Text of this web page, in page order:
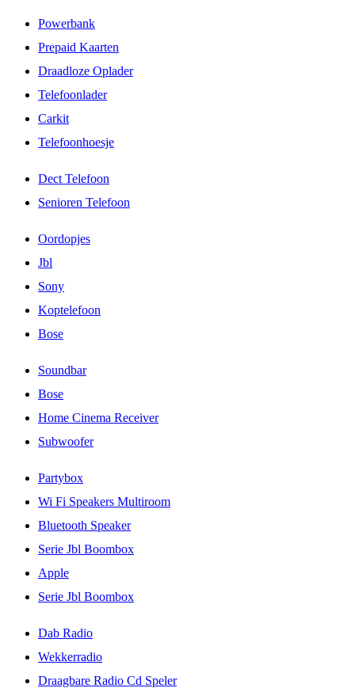
Powerbank
Prepaid Kaarten
Draadloze Oplader
Telefoonlader
Carkit
Telefoonhoesje
Dect Telefoon
Senioren Telefoon
Oordopjes
Jbl
Sony
Koptelefoon
Bose
Soundbar
Bose
Home Cinema Receiver
Subwoofer
Partybox
Wi Fi Speakers Multiroom
Bluetooth Speaker
Serie Jbl Boombox
Apple
Serie Jbl Boombox
Dab Radio
Wekkerradio
Draagbare Radio Cd Speler